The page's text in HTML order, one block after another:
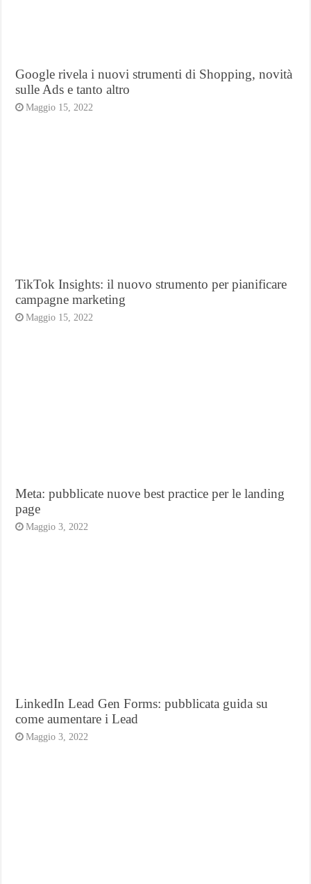
Google rivela i nuovi strumenti di Shopping, novità
sulle Ads e tanto altro
Maggio 15, 2022
TikTok Insights: il nuovo strumento per pianificare
campagne marketing
Maggio 15, 2022
Meta: pubblicate nuove best practice per le landing
page
Maggio 3, 2022
LinkedIn Lead Gen Forms: pubblicata guida su
come aumentare i Lead
Maggio 3, 2022